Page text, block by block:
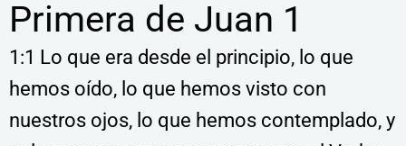
Primera de Juan 1
1:1 Lo que era desde el principio, lo que
hemos oído, lo que hemos visto con
nuestros ojos, lo que hemos contemplado, y